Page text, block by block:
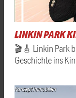
LINKIN PARK
🎬🎸 Linkin Park
Geschichte ins
Konzept Immobilien